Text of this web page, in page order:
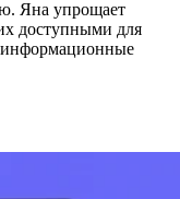
Яна упрощает
доступными для
информационные